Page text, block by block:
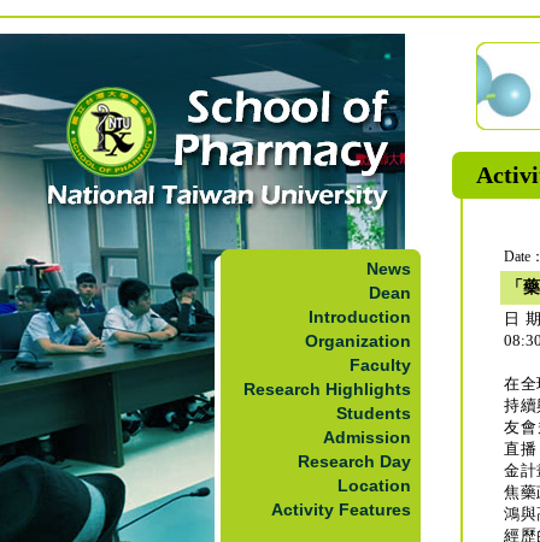
News
Dean
Introduction
Organization
Faculty
Research Highlights
Students
Admission
Research Day
Location
Activity Features
Date
「
日
在全
持續
友會
直播
金計
焦藥
鴻與
經歷